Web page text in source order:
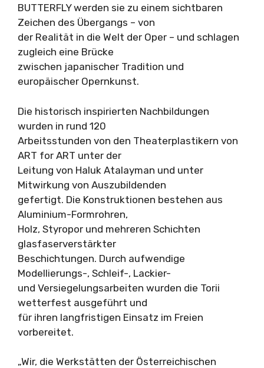
BUTTERFLY werden sie zu einem sichtbaren
Zeichen des Übergangs – von
der Realität in die Welt der Oper – und schlagen
zugleich eine Brücke
zwischen japanischer Tradition und
europäischer Opernkunst.
Die historisch inspirierten Nachbildungen
wurden in rund 120
Arbeitsstunden von den Theaterplastikern von
ART for ART unter der
Leitung von Haluk Atalayman und unter
Mitwirkung von Auszubildenden
gefertigt. Die Konstruktionen bestehen aus
Aluminium-Formrohren,
Holz, Styropor und mehreren Schichten
glasfaserverstärkter
Beschichtungen. Durch aufwendige
Modellierungs-, Schleif-, Lackier-
und Versiegelungsarbeiten wurden die Torii
wetterfest ausgeführt und
für ihren langfristigen Einsatz im Freien
vorbereitet.
„Wir, die Werkstätten der Österreichischen